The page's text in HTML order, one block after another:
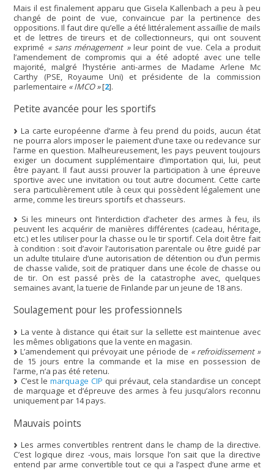
Mais il est finalement apparu que Gisela Kallenbach a peu à peu
changé de point de vue, convaincue par la pertinence des
oppositions. Il faut dire qu’elle a été littéralement assaillie de mails
et de lettres de tireurs et de collectionneurs, qui ont souvent
exprimé « sans ménagement »leur point de vue. Cela a produit
l’amendement de compromis qui a été adopté avec une telle
majorité, malgré l’hystérie anti-armes de Madame Arlene Mc
Carthy (PSE, Royaume Uni) et présidente de la commission
parlementaire « IMCO »[2].
Petite avancée pour les sportifs
La carte européenne d’arme à feu prend du poids, aucun état
ne pourra alors imposer le paiement d’une taxe ou redevance sur
l’arme en question. Malheureusement, les pays peuvent toujours
exiger un document supplémentaire d’importation qui, lui, peut
être payant. Il faut aussi prouver la participation à une épreuve
sportive avec une invitation ou tout autre document. Cette carte
sera particulièrement utile à ceux qui possèdent légalement une
arme, comme les tireurs sportifs et chasseurs.
Si les mineurs ont l’interdiction d’acheter des armes à feu, ils
peuvent les acquérir de manières différentes (cadeau, héritage,
etc.) et les utiliser pour la chasse ou le tir sportif. Cela doit être fait
à condition : soit d’avoir l’autorisation parentale ou être guidé par
un adulte titulaire d’une autorisation de détention ou d’un permis
de chasse valide, soit de pratiquer dans une école de chasse ou
de tir. On est passé près de la catastrophe avec, quelques
semaines avant, la tuerie de Finlande par un jeune de 18 ans.
Soulagement pour les professionnels
La vente à distance qui était sur la sellette est maintenue avec
les mêmes obligations que la vente en magasin.
L’amendement qui prévoyait une période de « refroidissement »
de 15 jours entre la commande et la mise en possession de
l’arme, n’a pas été retenu.
C’est le marquage CIP qui prévaut, cela standardise un concept
de marquage et d’épreuve des armes à feu jusqu’alors reconnu
uniquement par 14 pays.
Mauvais points
Les armes convertibles rentrent dans le champ de la directive.
C’est logique direz -vous, mais lorsque l’on sait que la directive
entend par arme convertible tout ce qui a l’aspect d’une arme et